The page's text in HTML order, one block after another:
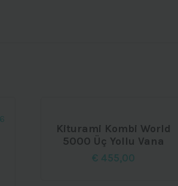
Kiturami Kombi World
5000 Üç Yollu Vana
€ 455,00